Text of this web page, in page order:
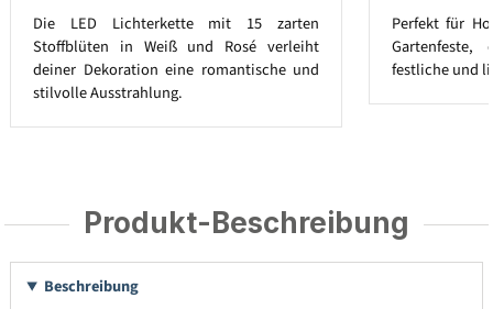
Die LED Lichterkette mit 15 zarten
Stoffblüten in Weiß und Rosé verleiht
deiner Dekoration eine romantische und
stilvolle Ausstrahlung.
Perfekt für
festliche und
Produkt-Beschreibung
Beschreibung